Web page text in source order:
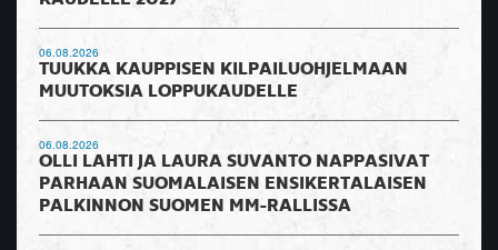
06.08.2026
TUUKKA KAUPPISEN KILPAILUOHJELMAAN
MUUTOKSIA LOPPUKAUDELLE
06.08.2026
OLLI LAHTI JA LAURA SUVANTO NAPPASIVAT
PARHAAN SUOMALAISEN ENSIKERTALAISEN
PALKINNON SUOMEN MM-RALLISSA